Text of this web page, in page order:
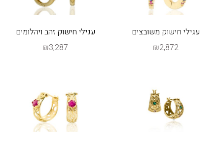
עגילי חישוק משובצים
₪2,872
עגילי חישוק זהב ויהלומים
₪3,287